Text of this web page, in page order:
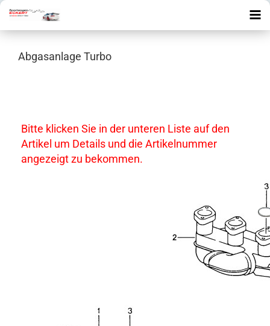
Abgasanlage Turbo
Bitte klicken Sie in der unteren Liste auf den
Artikel um Details und die Artikelnummer
angezeigt zu bekommen.